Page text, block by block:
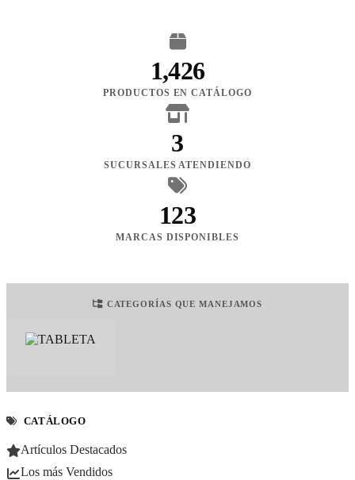
1,426
PRODUCTOS EN CATÁLOGO
3
SUCURSALES ATENDIENDO
123
MARCAS DISPONIBLES
CATEGORÍAS QUE MANEJAMOS
CATÁLOGO
Artículos Destacados
Los más Vendidos